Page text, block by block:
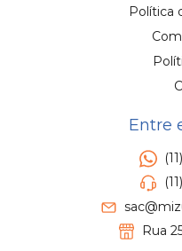
Política
Entre
Rua